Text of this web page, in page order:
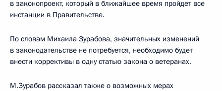
в законопроект, который в ближайшее время пройдет все
инстанции в Правительстве.
По словам Михаила Зурабова, значительных изменений
в законодательстве не потребуется, необходимо будет
внести коррективы в одну статью закона о ветеранах.
М.Зурабов рассказал также о возможных мерах